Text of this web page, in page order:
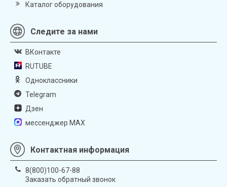
Каталог оборудования
Следите за нами
ВКонтакте
RUTUBE
Одноклассники
Telegram
Дзен
мессенджер MAX
Контактная информация
8(800)100-67-88
Заказать обратный звонок